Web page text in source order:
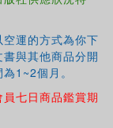
運的方式為你下
與其他商品分開
1~2個月。
員七日商品鑑賞期